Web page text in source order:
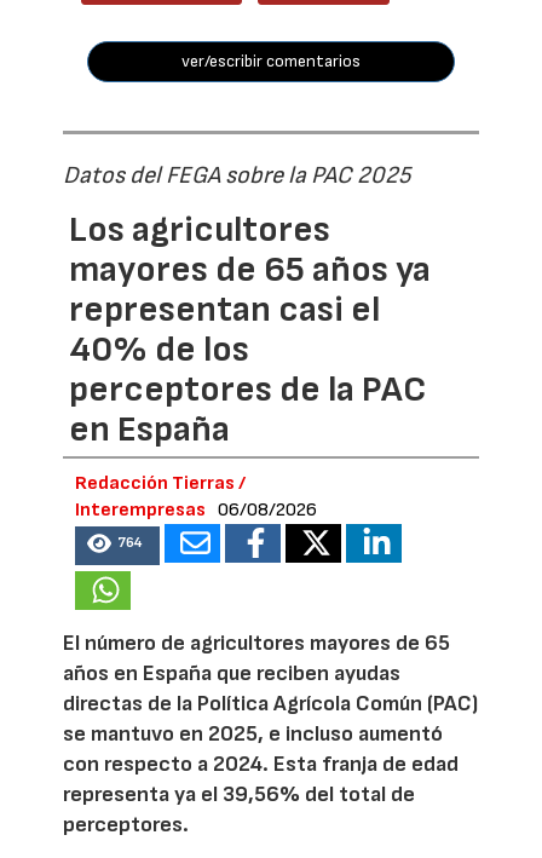
ver/escribir comentarios
Datos del FEGA sobre la PAC 2025
Los agricultores
mayores de 65 años ya
representan casi el
40% de los
perceptores de la PAC
en España
Redacción Tierras /
Interempresas
06/08/2026
764
El número de agricultores mayores de 65
años en España que reciben ayudas
directas de la Política Agrícola Común (PAC)
se mantuvo en 2025, e incluso aumentó
con respecto a 2024. Esta franja de edad
representa ya el 39,56% del total de
perceptores.